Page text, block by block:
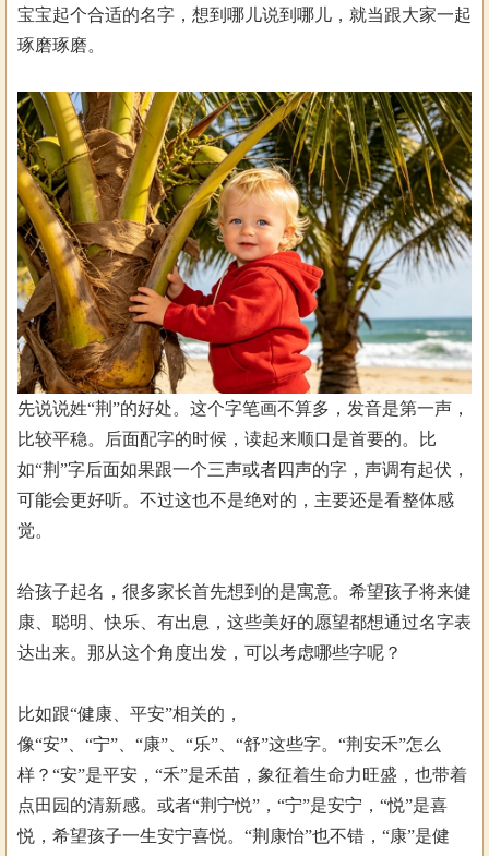
宝宝起个合适的名字，想到哪儿说到哪儿，就当跟大家一起
琢磨琢磨。
先说说姓“荆”的好处。这个字笔画不算多，发音是第一声，
比较平稳。后面配字的时候，读起来顺口是首要的。比
如“荆”字后面如果跟一个三声或者四声的字，声调有起伏，
可能会更好听。不过这也不是绝对的，主要还是看整体感
觉。
给孩子起名，很多家长首先想到的是寓意。希望孩子将来健
康、聪明、快乐、有出息，这些美好的愿望都想通过名字表
达出来。那从这个角度出发，可以考虑哪些字呢？
比如跟“健康、平安”相关的，
像“安”、“宁”、“康”、“乐”、“舒”这些字。“荆安禾”怎么
样？“安”是平安，“禾”是禾苗，象征着生命力旺盛，也带着
点田园的清新感。或者“荆宁悦”，“宁”是安宁，“悦”是喜
悦，希望孩子一生安宁喜悦。“荆康怡”也不错，“康”是健